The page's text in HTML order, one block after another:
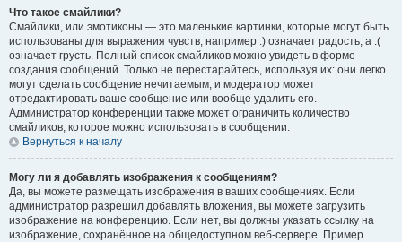
Что такое смайлики?
Смайлики, или эмотиконы — это маленькие картинки, которые могут быть
использованы для выражения чувств, например :) означает радость, а :(
означает грусть. Полный список смайликов можно увидеть в форме
создания сообщений. Только не перестарайтесь, используя их: они легко
могут сделать сообщение нечитаемым, и модератор может
отредактировать ваше сообщение или вообще удалить его.
Администратор конференции также может ограничить количество
смайликов, которое можно использовать в сообщении.
Вернуться к началу
Могу ли я добавлять изображения к сообщениям?
Да, вы можете размещать изображения в ваших сообщениях. Если
администратор разрешил добавлять вложения, вы можете загрузить
изображение на конференцию. Если нет, вы должны указать ссылку на
изображение, сохранённое на общедоступном веб-сервере. Пример